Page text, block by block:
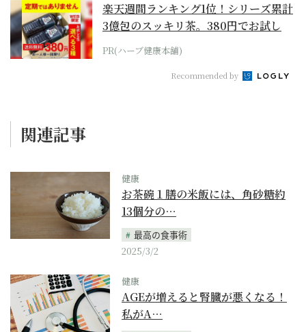
楽天週間ランキング1位！シリーズ累計
3億包のスッキリ茶。380円でお試し
PR(ハーブ健康本舗)
Recommended by
関連記事
健康
お茶碗１膳の米飯には、角砂糖約
13個分の…
最高の食事術
2025/3/2
健康
AGEが増えると腎臓が悪くなる！
私がA…